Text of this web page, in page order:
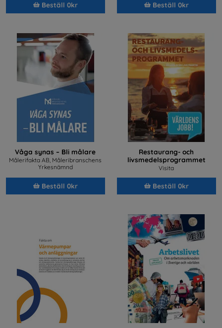
Beställ 0kr Beställ 0kr
Våga synas – Bli målare
Målerifakta AB, Måleribranschens
Yrkesnämnd
Beställ 0kr
Restaurang- och
livsmedelsprogrammet
Visita
Beställ 0kr